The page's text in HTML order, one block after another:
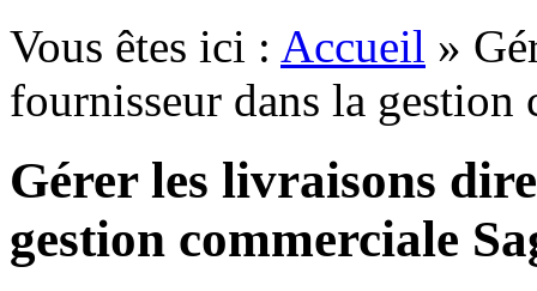
Vous êtes ici : Accueil »
fournisseur dans la
Gérer les livraisons
gestion commerciale